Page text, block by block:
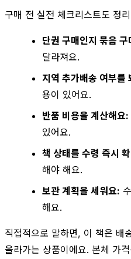
구매 전 실전 체크리스트도 정
단권 구매인지 묶음
달라져요.
지역 추가배송 여부를
용이 있어요.
반품 비용을 계산해요:
있어요.
책 상태를 수령 즉시
해야 해요.
보관 계획을 세워요:
해요.
직접적으로 말하면, 이 책은 배
올라가는 상품이에요. 본체 가